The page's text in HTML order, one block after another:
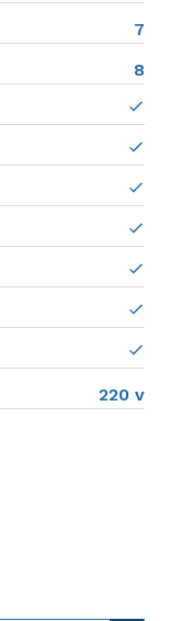
7
8
220 v